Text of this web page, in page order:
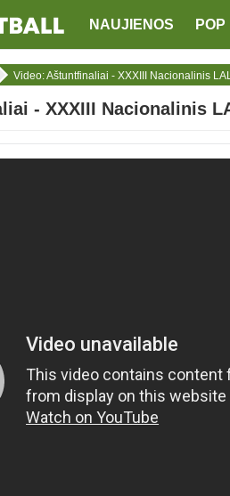
NAUJIENOS POP
Video: Aštuntfinaliai - XXXIII Nacionalinis
- XXXIII Nacionalinis